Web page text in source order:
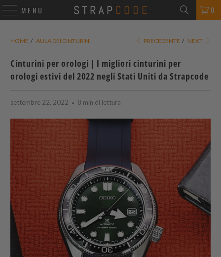
MENU 0
HOME / AULA DEI CINTURINI PRECEDENTE / NEXT
Cinturini per orologi | I migliori cinturini per
orologi estivi del 2022 negli Stati Uniti daStrapcode
settembre 22, 2022 8 min di lettura